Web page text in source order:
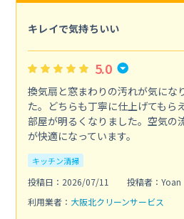
キレイで気持ちいい
5.0
換気扇と窓まわりの汚れが気にな
た。どちらも丁寧に仕上げてもら
部屋が明るくなりました。空気の
が快適になっています。
キッチン清掃
投稿日：2026/07/11
投稿者：Yoan
利用業者： 大阪北クリーンサービス